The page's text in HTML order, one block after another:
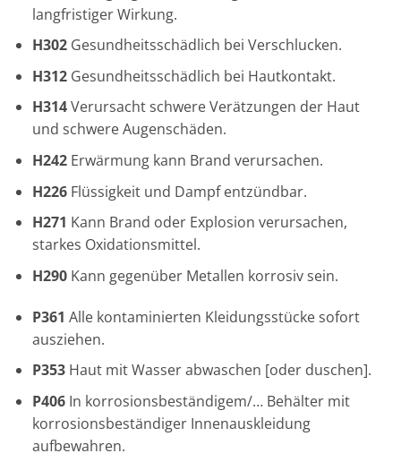
langfristiger Wirkung.
H302Gesundheitsschädlich bei Verschlucken.
H312Gesundheitsschädlich bei Hautkontakt.
H314Verursacht schwere Verätzungen der Haut
und schwere Augenschäden.
H242Erwärmung kann Brand verursachen.
H226Flüssigkeit und Dampf entzündbar.
H271 Kann Brand oder Explosion verursachen,
starkes Oxidationsmittel.
H290Kann gegenüber Metallen korrosiv sein.
P361 Alle kontaminierten Kleidungsstücke sofort
ausziehen.
P353Haut mit Wasser abwaschen [oder duschen].
P406In korrosionsbeständigem/… Behälter mit
korrosionsbeständiger Innenauskleidung
aufbewahren.